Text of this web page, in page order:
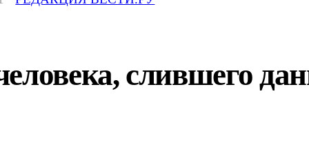
слившего